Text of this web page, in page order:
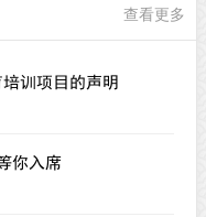
查看更多
训项目的声明
你入席